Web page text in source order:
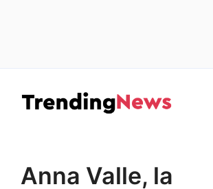
contenuto
Anna Valle, la